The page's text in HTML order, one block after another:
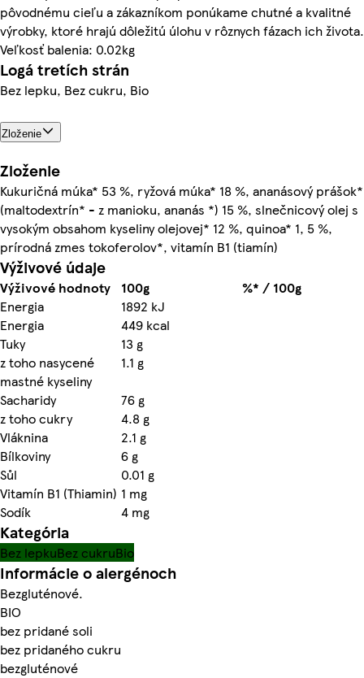
pôvodnému cieľu a zákazníkom ponúkame chutné a kvalitné
výrobky, ktoré hrajú dôležitú úlohu v rôznych fázach ich života.
Veľkosť balenia: 0.02kg
Logá tretích strán
Bez lepku, Bez cukru, Bio
Zloženie
Zloženie
Kukuričná múka* 53 %, ryžová múka* 18 %, ananásový prášok*
(maltodextrín* - z manioku, ananás *) 15 %, slnečnicový olej s
vysokým obsahom kyseliny olejovej* 12 %, quinoa* 1, 5 %,
prírodná zmes tokoferolov*, vitamín B1 (tiamín)
Výživové údaje
Výživové hodnoty 100g
%* / 100g
Energia
1892 kJ
Energia
449 kcal
Tuky
13 g
z toho nasycené
mastné kyseliny
1.1 g
Sacharidy
76 g
z toho cukry
4.8 g
Vláknina
2.1 g
Bílkoviny
6 g
Sůl
0.01 g
Vitamín B1 (Thiamin) 1 mg
Sodík
4 mg
Kategória
Bez lepkuBez cukruBio
Informácie o alergénoch
Bezgluténové.
BIO
bez pridané soli
bez pridaného cukru
bezgluténové